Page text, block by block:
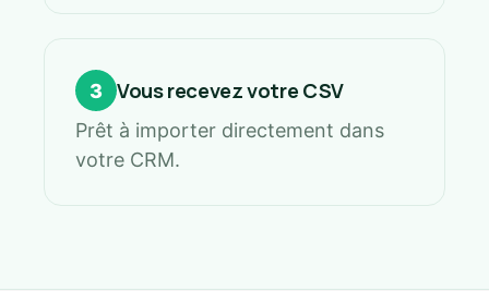
3 Vous recevez votre CSV
Prêt à importer directement dans
votre CRM.